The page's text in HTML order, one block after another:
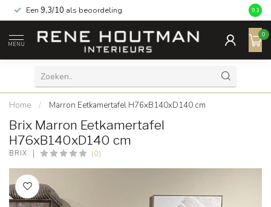
Een 9,3/10 als beoordeling 9.3
MENU
0
Home / Marron Eetkamertafel H76xB140xD140 cm
Brix Marron Eetkamertafel
H76xB140xD140 cm
BRIX (0)